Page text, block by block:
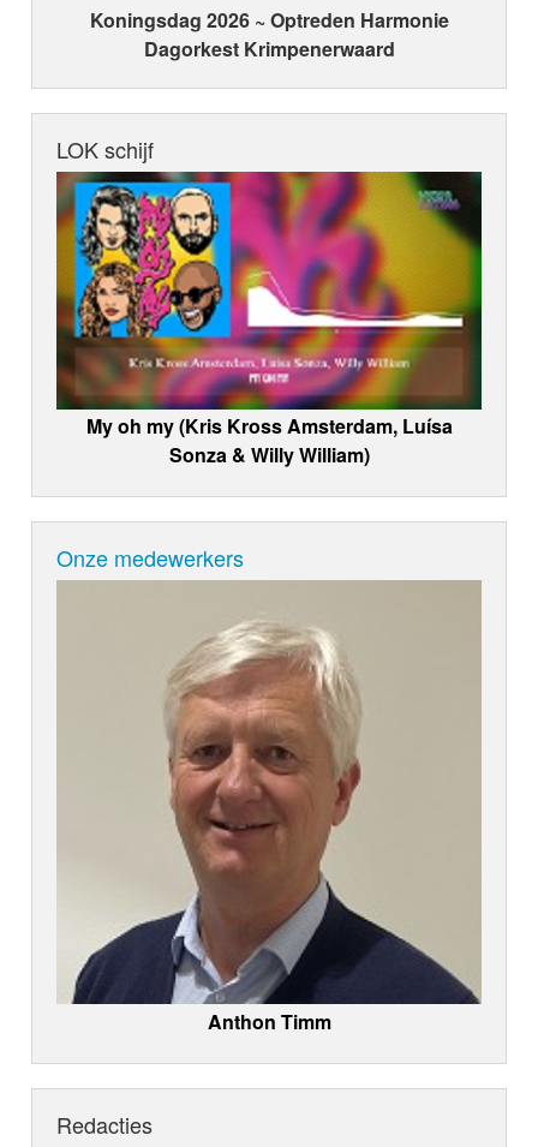
Koningsdag 2026 ~ Optreden Harmonie
Dagorkest Krimpenerwaard
LOK schijf
My oh my (Kris Kross Amsterdam, Luísa
Sonza & Willy William)
Onze medewerkers
Anthon Timm
Redacties